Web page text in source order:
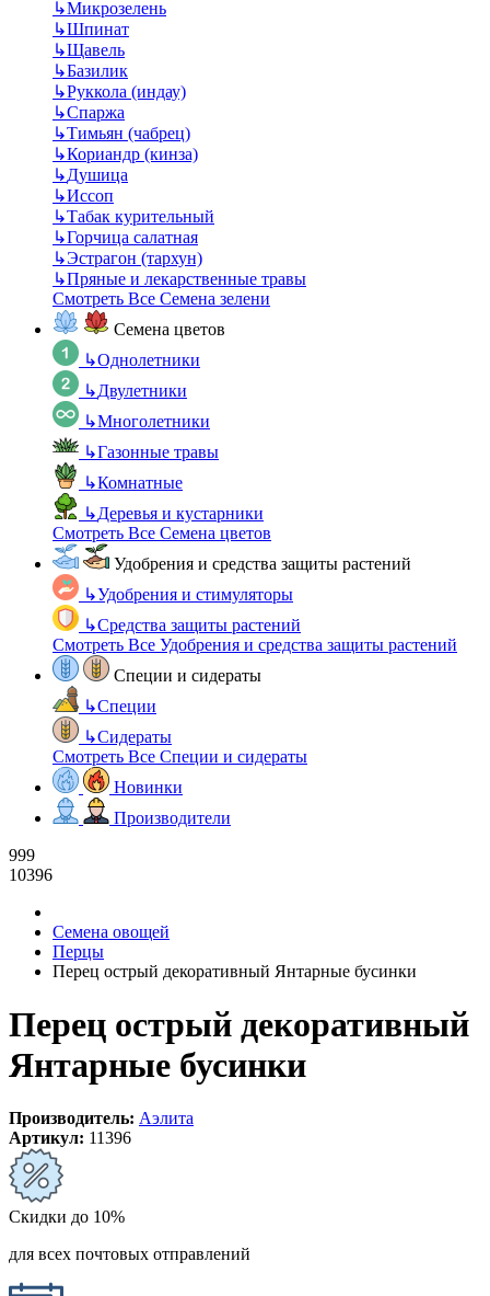
↳Микрозелень
↳Шпинат
↳Щавель
↳Базилик
↳Руккола (индау)
↳Спаржа
↳Тимьян (чабрец)
↳Кориандр (кинза)
↳Душица
↳Иссоп
↳Табак курительный
↳Горчица салатная
↳Эстрагон (тархун)
↳Пряные и лекарственные травы
Смотреть Все Семена зелени
Семена цветов
↳Однолетники
↳Двулетники
↳Многолетники
↳Газонные травы
↳Комнатные
↳Деревья и кустарники
Смотреть Все Семена цветов
Удобрения и средства защиты растений
↳Удобрения и стимуляторы
↳Средства защиты растений
Смотреть Все Удобрения и средства защиты растений
Специи и сидераты
↳Специи
↳Сидераты
Смотреть Все Специи и сидераты
Новинки
Производители
999
10396
Семена овощей
Перцы
Перец острый декоративный Янтарные бусинки
Перец острый декоративный
Янтарные бусинки
Производитель: Аэлита
Артикул: 11396
Скидки до 10%
для всех почтовых отправлений